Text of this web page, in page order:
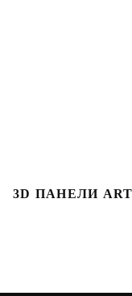
3D ПАНЕЛИ